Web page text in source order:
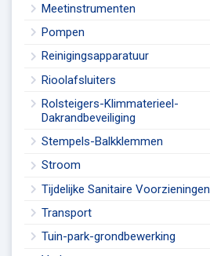
Meetinstrumenten
Pompen
Reinigingsapparatuur
Rioolafsluiters
Rolsteigers-Klimmaterieel-
Dakrandbeveiliging
Stempels-Balkklemmen
Stroom
Tijdelijke Sanitaire Voorzieningen
Transport
Tuin-park-grondbewerking